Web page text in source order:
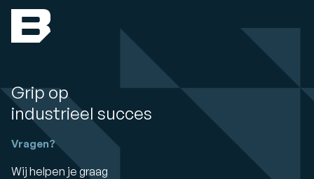
Grip op
industrieel succes
Vragen?
Wij helpen je graag